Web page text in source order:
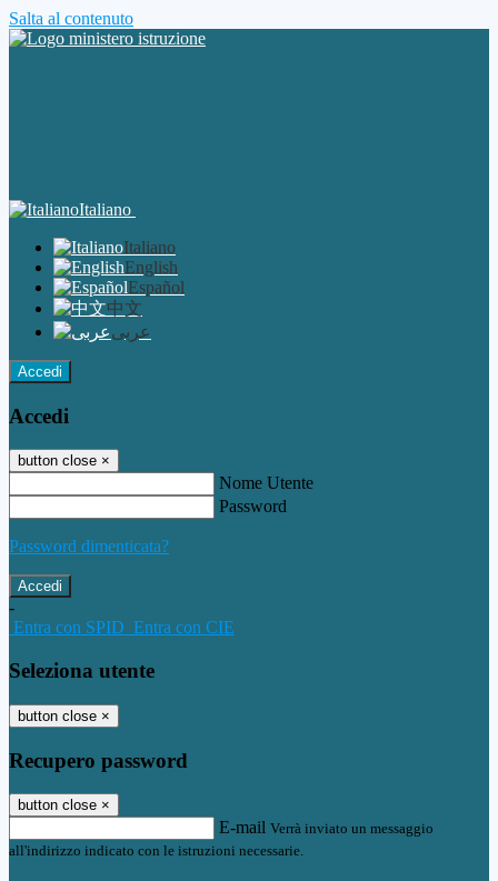
Salta al contenuto
Italiano
Italiano
English
Español
中文
عربى
Accedi
Accedi
button close ×
Nome Utente
Password
Password dimenticata?
-
Entra con SPID Entra con CIE
Seleziona utente
button close ×
Recupero password
button close ×
E-mail Verrà inviato un messaggio
all'indirizzo indicato con le istruzioni necessarie.